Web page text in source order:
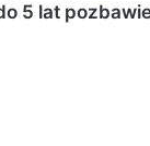
5 lat